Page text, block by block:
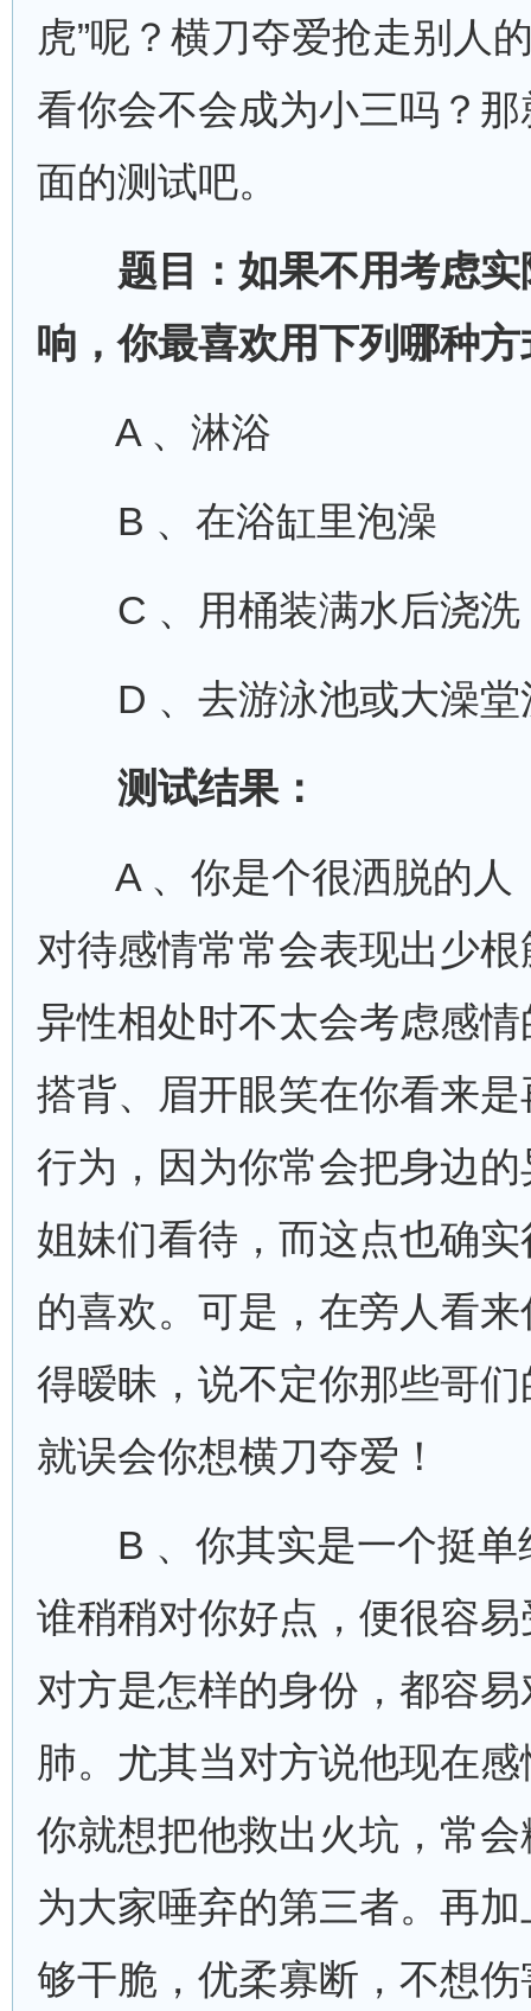
虎”呢？横刀夺爱抢走别人
看你会不会成为小三吗？
面的测试吧。
题目：如果不用考虑实
响，你最喜欢用下列哪种
A 、淋浴
B 、在浴缸里泡澡
C 、用桶装满水后浇洗
D 、去游泳池或大澡堂
测试结果：
A 、你是个很洒脱的人
对待感情常常会表现出少
异性相处时不太会考虑感
搭背、眉开眼笑在你看来
行为，因为你常会把身边
姐妹们看待，而这点也确
的喜欢。可是，在旁人看
得暧昧，说不定你那些哥
就误会你想横刀夺爱！
B 、你其实是一个挺单
谁稍稍对你好点，便很容
对方是怎样的身份，都容
肺。尤其当对方说他现在
你就想把他救出火坑，常
为大家唾弃的第三者。再
够干脆，优柔寡断，不想